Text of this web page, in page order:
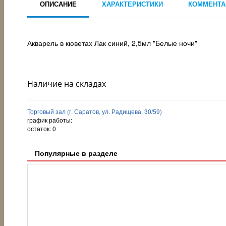
ОПИСАНИЕ ХАРАКТЕРИСТИКИ
Акварель в кюветах Лак синий, 2,5мл "Белые ночи"
Наличие на складах
Торговый зал (г. Саратов, ул. Радищева, 30/59)
график работы:
остаток:0
Популярные в разделе